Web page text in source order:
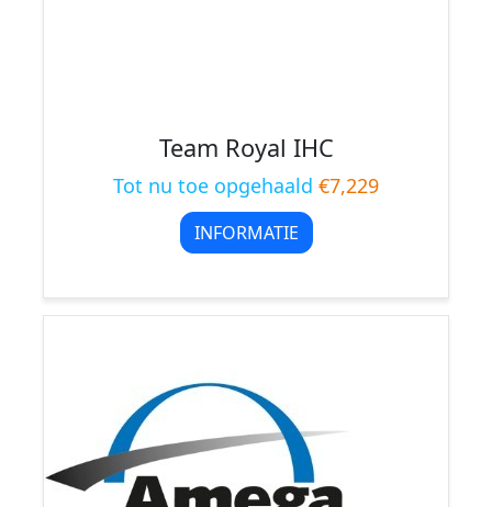
Team Royal IHC
Tot nu toe opgehaald €7,229
INFORMATIE